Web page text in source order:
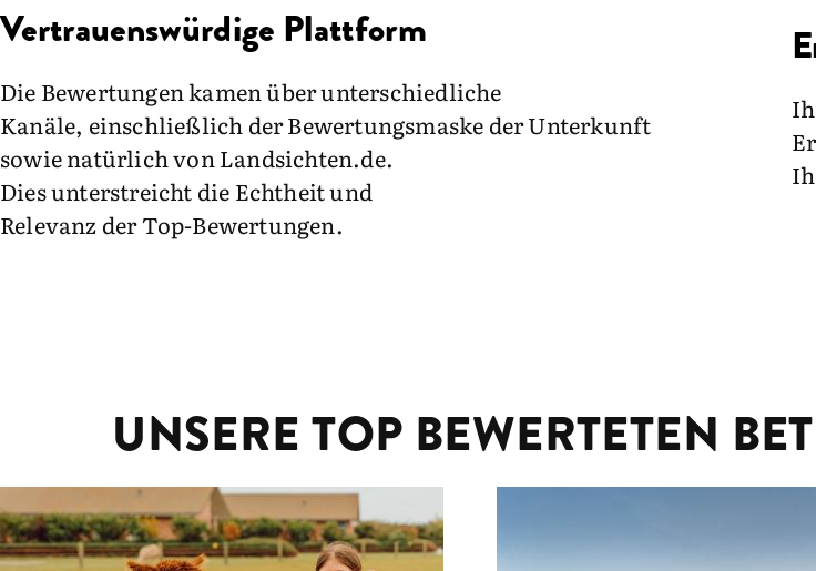
Vertrauenswürdige Plattform
Die Bewertungen kamen über unterschiedliche
Kanäle, einschließlich der Bewertungsmaske der Unterkunft
sowie natürlich von Landsichten.de.
Dies unterstreicht die Echtheit und
Relevanz der Top-Bewertungen.
UNSERE TOP BEWERTETEN